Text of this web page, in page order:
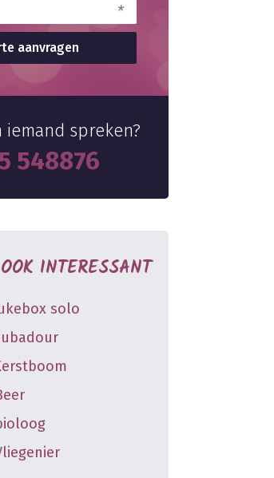
iemand spreken?
548876
INTERESSANT
solo